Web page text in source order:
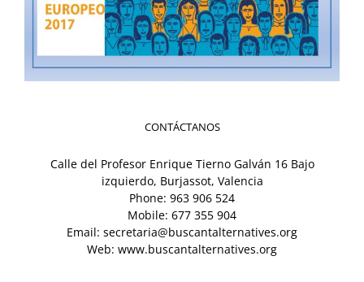
CONTÁCTANOS
Calle del Profesor Enrique Tierno Galván 16 Bajo
izquierdo, Burjassot, Valencia
Phone: 963 906 524
Mobile: 677 355 904
Email: secretaria@buscantalternatives.org
Web: www.buscantalternatives.org